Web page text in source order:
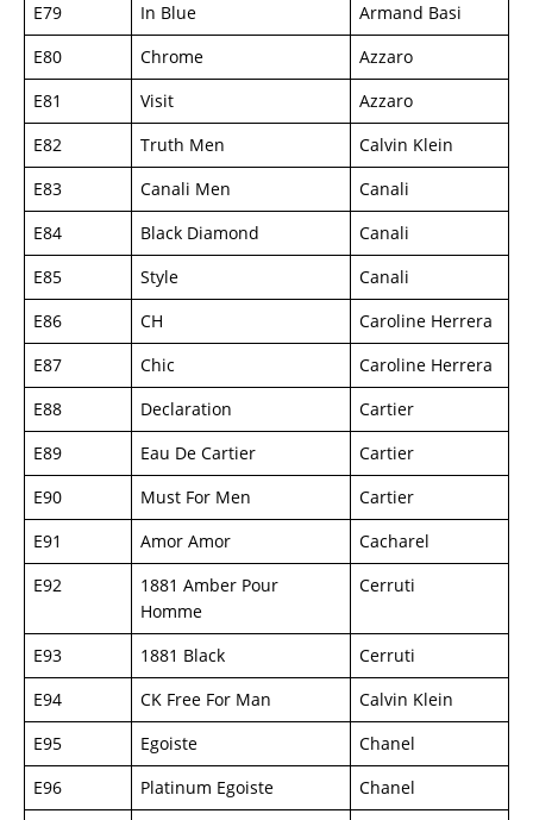
E79
In Blue
Armand Basi
E80
Chrome
Azzaro
E81
Visit
Azzaro
E82
Truth Men
Calvin Klein
E83
Canali Men
Canali
E84
Black Diamond
Canali
E85
Style
Canali
E86
CH
Caroline Herrera
E87
Chic
Caroline Herrera
E88
Declaration
Cartier
E89
Eau De Cartier
Cartier
E90
Must For Men
Cartier
E91
Amor Amor
Cacharel
E92
1881 Amber Pour
Homme
Cerruti
E93 1881 Black
Cerruti
E94
CK Free For Man
Calvin Klein
E95
Egoiste
Chanel
E96
Platinum Egoiste
Chanel